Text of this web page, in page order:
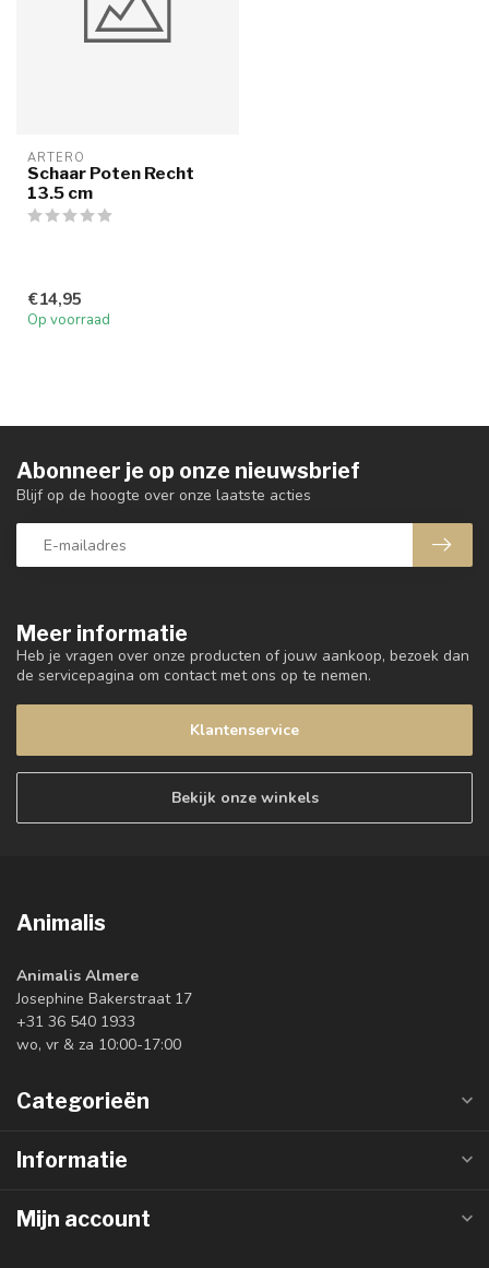
ARTERO
Schaar Poten Recht
13.5 cm
€14,95
Op voorraad
Meer informatie
Heb je vragen over onze producten of jouw aankoop, bezoek dan
de servicepagina om contact met ons op te nemen.
Klantenservice
Bekijk onze winkels
Abonneer je op onze nieuwsbrief
Blijf op de hoogte over onze laatste acties
Animalis
Animalis Almere
Josephine Bakerstraat 17
+31 36 540 1933
wo, vr & za 10:00-17:00
Categorieën
Informatie
Mijn account